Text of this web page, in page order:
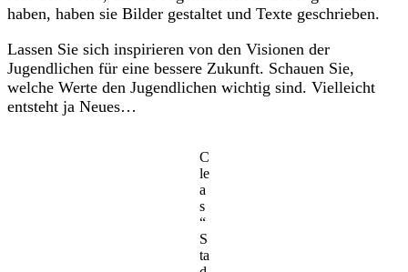
haben, haben sie Bilder gestaltet und Texte geschrieben.
Lassen Sie sich inspirieren von den Visionen der
Jugendlichen für eine bessere Zukunft. Schauen Sie,
welche Werte den Jugendlichen wichtig sind. Vielleicht
entsteht ja Neues…
C
le
a
s
“
S
ta